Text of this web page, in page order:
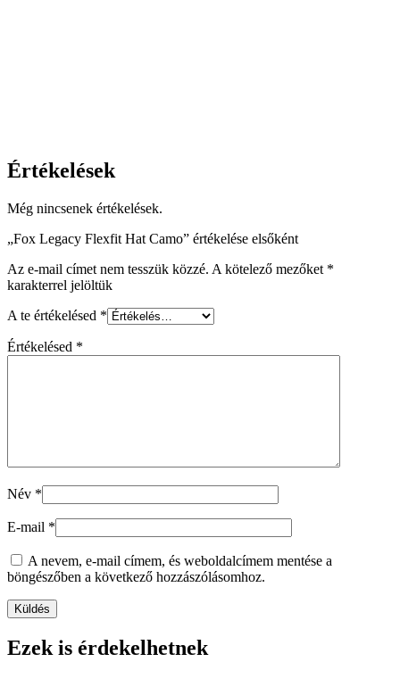
Értékelések
Még nincsenek értékelések.
„Fox Legacy Flexfit Hat Camo” értékelése elsőként
Az e-mail címet nem tesszük közzé. A kötelező mezőket *
karakterrel jelöltük
A te értékelésed *
Értékelésed *
Név *
E-mail *
A nevem, e-mail címem, és weboldalcímem mentése a
böngészőben a következő hozzászólásomhoz.
Ezek is érdekelhetnek